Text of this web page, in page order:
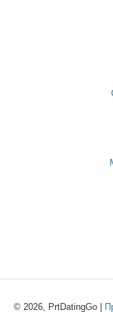
© 2026, PrtDatingGo |